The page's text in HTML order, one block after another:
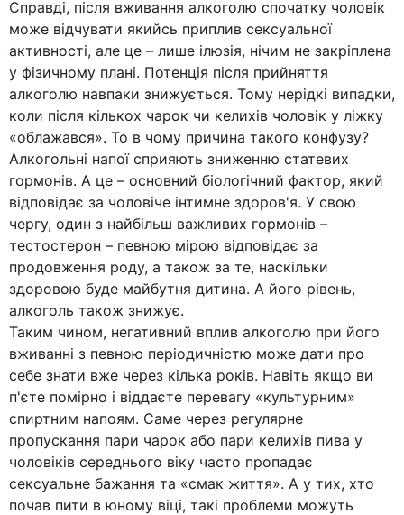
Справді, після вживання алкоголю спочатку чоловік
може відчувати якийсь приплив сексуальної
активності, але це – лише ілюзія, нічим не закріплена
у фізичному плані. Потенція після прийняття
алкоголю навпаки знижується. Тому нерідкі випадки,
коли після кількох чарок чи келихів чоловік у ліжку
«облажався». То в чому причина такого конфузу?
Алкогольні напої сприяють зниженню статевих
гормонів. А це – основний біологічний фактор, який
відповідає за чоловіче інтимне здоров'я. У свою
чергу, один з найбільш важливих гормонів –
тестостерон – певною мірою відповідає за
продовження роду, а також за те, наскільки
здоровою буде майбутня дитина. А його рівень,
алкоголь також знижує.
Таким чином, негативний вплив алкоголю при його
вживанні з певною періодичністю може дати про
себе знати вже через кілька років. Навіть якщо ви
п'єте помірно і віддаєте перевагу «культурним»
спиртним напоям. Саме через регулярне
пропускання пари чарок або пари келихів пива у
чоловіків середнього віку часто пропадає
сексуальне бажання та «смак життя». А у тих, хто
почав пити в юному віці, такі проблеми можуть